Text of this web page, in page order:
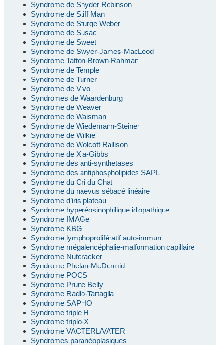
Syndrome de Snyder Robinson
Syndrome de Stiff Man
Syndrome de Sturge Weber
Syndrome de Susac
Syndrome de Sweet
Syndrome de Swyer-James-MacLeod
Syndrome Tatton-Brown-Rahman
Syndrome de Temple
Syndrome de Turner
Syndrome de Vivo
Syndromes de Waardenburg
Syndrome de Weaver
Syndrome de Waisman
Syndrome de Wiedemann-Steiner
Syndrome de Wilkie
Syndrome de Wolcott Rallison
Syndrome de Xia-Gibbs
Syndrome des anti-synthetases
Syndrome des antiphospholipides SAPL
Syndrome du Cri du Chat
Syndrome du naevus sébacé linéaire
Syndrome d’iris plateau
Syndrome hyperéosinophilique idiopathique
Syndrome IMAGe
Syndrome KBG
Syndrome lymphoprolifératif auto-immun
Syndrome mégalencéphalie-malformation capillaire
Syndrome Nutcracker
Syndrome Phelan-McDermid
Syndrome POCS
Syndrome Prune Belly
Syndrome Radio-Tartaglia
Syndrome SAPHO
Syndrome triple H
Syndrome triplo-X
Syndrome VACTERL/VATER
Syndromes paranéoplasiques